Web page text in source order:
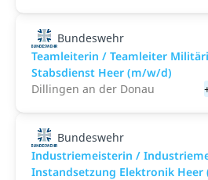
Bundeswehr
Teamleiterin / Teamleiter
Stabsdienst Heer (m/w/d)
Dillingen an der Donau
Bundeswehr
Industriemeisterin /
Instandsetzung Elektronik